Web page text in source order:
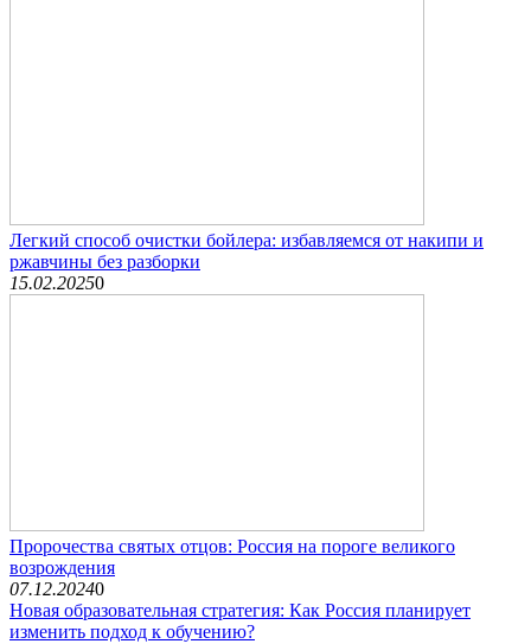
Легкий способ очистки бойлера: избавляемся от накипи и
ржавчины без разборки
15.02.20250
Пророчества святых отцов: Россия на пороге великого
возрождения
07.12.20240
Новая образовательная стратегия: Как Россия планирует
изменить подход к обучению?